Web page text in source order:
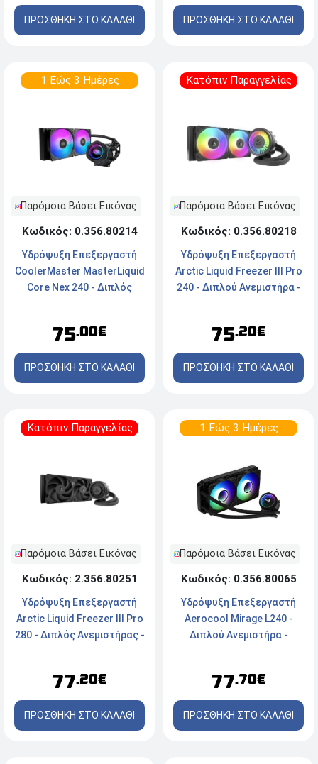
ΠΡΟΣΘΗΚΗ ΣΤΟ ΚΑΛΑΘΙ ΠΡΟΣΘΗΚΗ ΣΤΟ ΚΑΛΑΘΙ
1 Εώς 3 Ημέρες
Παρόμοια Βάσει Εικόνας
Κωδικός: 0.356.80214
Υδρόψυξη Επεξεργαστή
CoolerMaster MasterLiquid
Core Nex 240 - Διπλός
75.00€
ΠΡΟΣΘΗΚΗ ΣΤΟ ΚΑΛΑΘΙ
Κατόπιν Παραγγελίας
Παρόμοια Βάσει Εικόνας
Κωδικός: 0.356.80218
Υδρόψυξη Επεξεργαστή
Arctic Liquid Freezer III Pro
240 - Διπλού Ανεμιστήρα -
ARGB
75.20€
ΠΡΟΣΘΗΚΗ ΣΤΟ ΚΑΛΑΘΙ
Κατόπιν Παραγγελίας
Παρόμοια Βάσει Εικόνας
Κωδικός: 2.356.80251
Υδρόψυξη Επεξεργαστή
Arctic Liquid Freezer III Pro
280 - Διπλός Ανεμιστήρας -
77.20€
ΠΡΟΣΘΗΚΗ ΣΤΟ ΚΑΛΑΘΙ
1 Εώς 3 Ημέρες
Παρόμοια Βάσει Εικόνας
Κωδικός: 0.356.80065
Υδρόψυξη Επεξεργαστή
Aerocool Mirage L240 -
Διπλού Ανεμιστήρα -
77.70€
ΠΡΟΣΘΗΚΗ ΣΤΟ ΚΑΛΑΘΙ